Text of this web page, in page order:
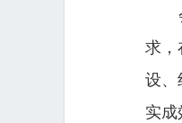
求，
设、
实成